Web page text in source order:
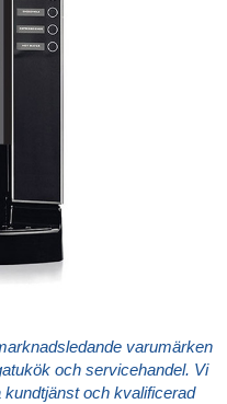
varumärken
och servicehandel. Vi
och kvalificerad